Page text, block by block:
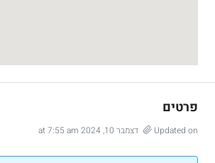
פרטים
Updated on דצמבר 10, 2024 at 7:55 am